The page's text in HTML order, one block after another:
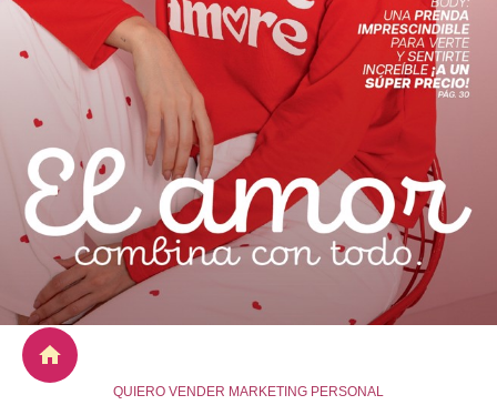
QUIERO VENDER MARKETING PERSONAL